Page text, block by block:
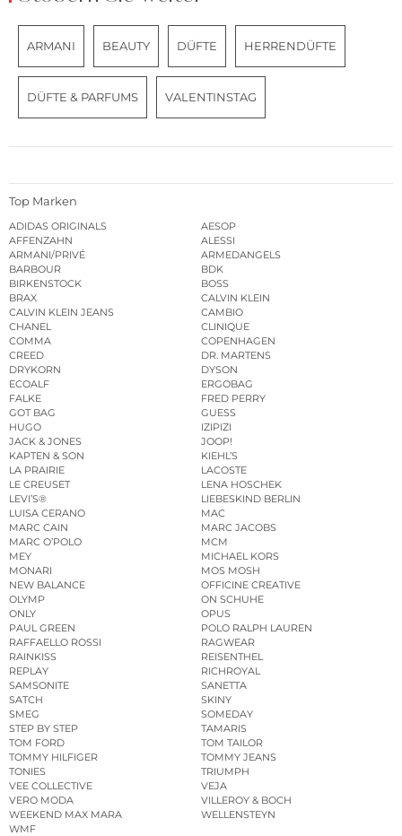
ARMANI BEAUTY DÜFTE HERRENDÜFTE
DÜFTE & PARFUMS VALENTINSTAG
Top Marken
ADIDAS ORIGINALS
AESOP
AFFENZAHN
ALESSI
ARMANI/PRIVÉ
ARMEDANGELS
BARBOUR
BDK
BIRKENSTOCK
BOSS
BRAX
CALVIN KLEIN
CALVIN KLEIN JEANS
CAMBIO
CHANEL
CLINIQUE
COMMA
COPENHAGEN
CREED
DR. MARTENS
DRYKORN
DYSON
ECOALF
ERGOBAG
FALKE
FRED PERRY
GOT BAG
GUESS
HUGO
IZIPIZI
JACK & JONES
JOOP!
KAPTEN & SON
KIEHL’S
LA PRAIRIE
LACOSTE
LE CREUSET
LENA HOSCHEK
LEVI’S®
LIEBESKIND BERLIN
LUISA CERANO
MAC
MARC CAIN
MARC JACOBS
MARC O’POLO
MCM
MEY
MICHAEL KORS
MONARI
MOS MOSH
NEW BALANCE
OFFICINE CREATIVE
OLYMP
ON SCHUHE
ONLY
OPUS
PAUL GREEN
POLO RALPH LAUREN
RAFFAELLO ROSSI
RAGWEAR
RAINKISS
REISENTHEL
REPLAY
RICHROYAL
SAMSONITE
SANETTA
SATCH
SKINY
SMEG
SOMEDAY
STEP BY STEP
TAMARIS
TOM FORD
TOM TAILOR
TOMMY HILFIGER
TOMMY JEANS
TONIES
TRIUMPH
VEE COLLECTIVE
VEJA
VERO MODA
VILLEROY & BOCH
WEEKEND MAX MARA
WELLENSTEYN
WMF